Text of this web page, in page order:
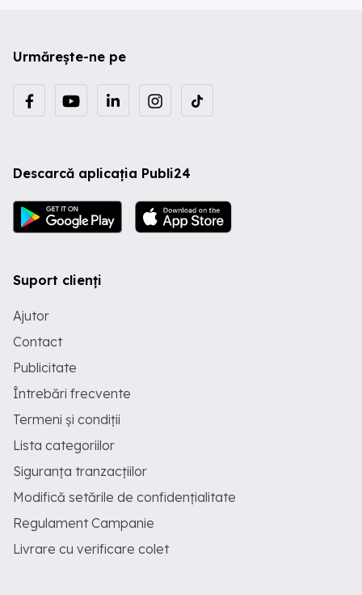
Urmărește-ne pe
Descarcă aplicația Publi24
Suport clienți
Ajutor
Contact
Publicitate
Întrebări frecvente
Termeni și condiții
Lista categoriilor
Siguranța tranzacțiilor
Modifică setările de confidențialitate
Regulament Campanie
Livrare cu verificare colet